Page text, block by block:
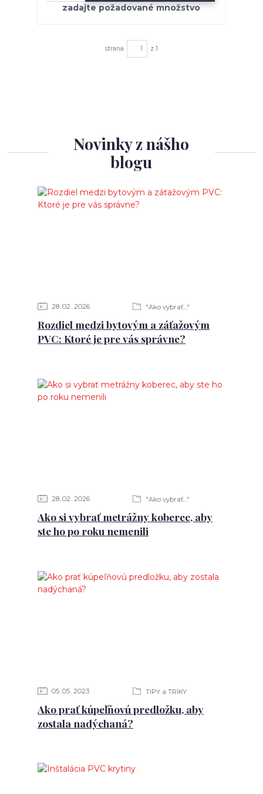
strana z 1
Novinky z nášho
blogu
28 02 2026 "Ako vybrať..."
Rozdiel medzi bytovým a záťažovým
PVC: Ktoré je pre vás správne?
28 02 2026 "Ako vybrať..."
Ako si vybrať metrážny koberec, aby
ste ho po roku nemenili
05 05 2023 TIPY a TRIKY
Ako prať kúpeľňovú predložku, aby
zostala nadýchaná?